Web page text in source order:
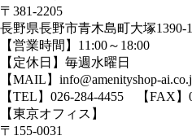
〒381-2205
長野県長野市青木島町大塚1390-1
【営業時間】11:00～18:00
【定休日】毎週水曜日
【MAIL】info@amenityshop-
【TEL】 026-284-4455 【FAX】
【東京オフィス】
〒155-0031